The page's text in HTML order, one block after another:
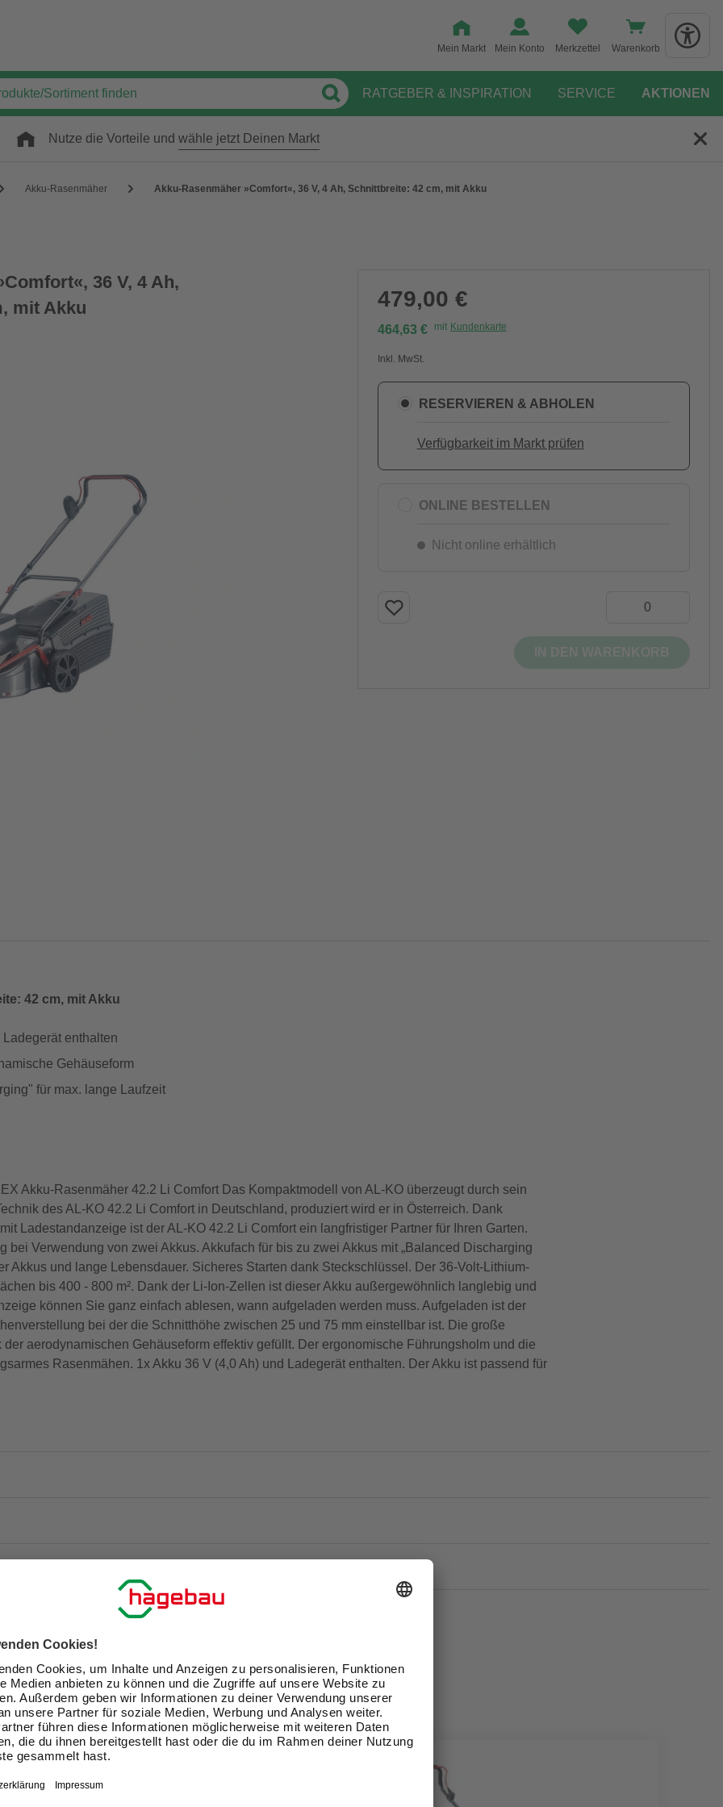
Mein Markt Mein Konto Merkzettel Warenkorb
RATGEBER & INSPIRATION SERVICE AKTIONEN
Nutze die Vorteile und wähle jetzt Deinen Markt
Akku-Rasenmäher Akku-Rasenmäher »Comfort«, 36 V, 4 Ah, Schnittbreite: 42 cm, mit Akku
36 V, 4 Ah,
mit Akku
479,00 €
464,63 € mit Kundenkarte
Inkl. MwSt.
RESERVIEREN & ABHOLEN
Verfügbarkeit im Markt prüfen
ONLINE BESTELLEN
Nicht online erhältlich
42 cm, mit Akku
enthalten
Gehäuseform
für max. lange Laufzeit
Akku-Rasenmäher 42.2 Li Comfort Das Kompaktmodell von AL-KO überzeugt durch sein
des AL-KO 42.2 Li Comfort in Deutschland, produziert wird er in Österreich. Dank
Ladestandanzeige ist der AL-KO 42.2 Li Comfort ein langfristiger Partner für Ihren Garten.
Verwendung von zwei Akkus. Akkufach für bis zu zwei Akkus mit „Balanced Discharging
Akkus und lange Lebensdauer. Sicheres Starten dank Steckschlüssel. Der 36-Volt-Lithium-
bis 400 - 800 m². Dank der Li-Ion-Zellen ist dieser Akku außergewöhnlich langlebig und
können Sie ganz einfach ablesen, wann aufgeladen werden muss. Aufgeladen ist der
bei der die Schnitthöhe zwischen 25 und 75 mm einstellbar ist. Die große
aerodynamischen Gehäuseform effektiv gefüllt. Der ergonomische Führungsholm und die
Rasenmähen. 1x Akku 36 V (4,0 Ah) und Ladegerät enthalten. Der Akku ist passend für